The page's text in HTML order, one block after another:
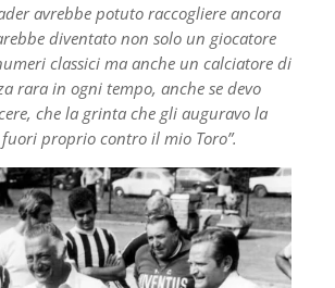
avrebbe potuto raccogliere ancora
diventato non solo un giocatore
classici ma anche un calciatore di
rara in ogni tempo, anche se devo
che la grinta che gli auguravo la
proprio contro il mio Toro”.